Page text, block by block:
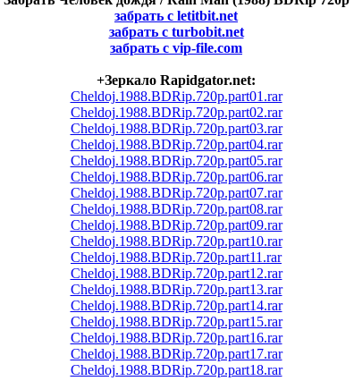
забрать с letitbit.net
забрать с turbobit.net
забрать с vip-file.com
+Зеркало Rapidgator.net:
Cheldoj.1988.BDRip.720p.part01.rar
Cheldoj.1988.BDRip.720p.part02.rar
Cheldoj.1988.BDRip.720p.part03.rar
Cheldoj.1988.BDRip.720p.part04.rar
Cheldoj.1988.BDRip.720p.part05.rar
Cheldoj.1988.BDRip.720p.part06.rar
Cheldoj.1988.BDRip.720p.part07.rar
Cheldoj.1988.BDRip.720p.part08.rar
Cheldoj.1988.BDRip.720p.part09.rar
Cheldoj.1988.BDRip.720p.part10.rar
Cheldoj.1988.BDRip.720p.part11.rar
Cheldoj.1988.BDRip.720p.part12.rar
Cheldoj.1988.BDRip.720p.part13.rar
Cheldoj.1988.BDRip.720p.part14.rar
Cheldoj.1988.BDRip.720p.part15.rar
Cheldoj.1988.BDRip.720p.part16.rar
Cheldoj.1988.BDRip.720p.part17.rar
Cheldoj.1988.BDRip.720p.part18.rar